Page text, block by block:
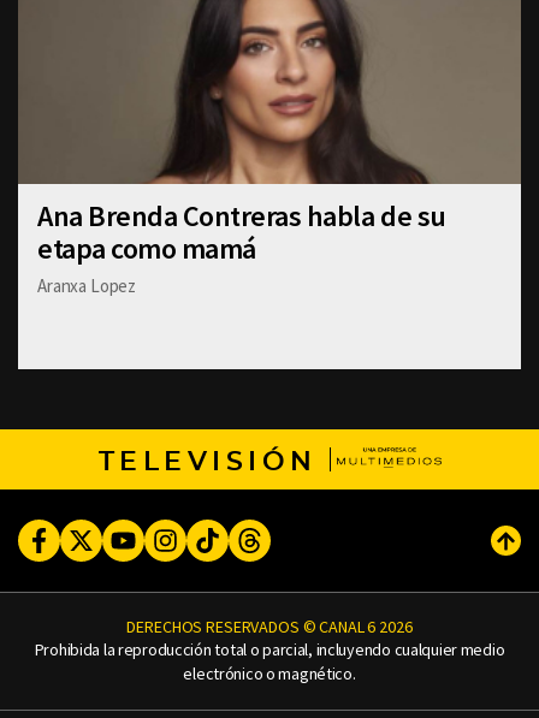
Ana Brenda Contreras habla de su
etapa como mamá
Aranxa Lopez
TELEVISIÓN
FacebookTwitterYoutubeInstagram
TikTokThreads
DERECHOS RESERVADOS © CANAL 6 2026
Prohibida la reproducción total o parcial, incluyendo cualquier medio
electrónico o magnético.